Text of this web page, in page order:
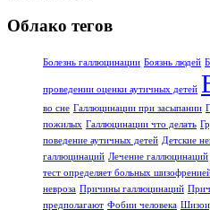
Облако тегов
Болезнь галлюцинации Боязнь людей
проведении оценки аутичных детей
во сне Галлюцинации при засыпании
пожилых Галлюцинации что делать
поведение аутичных детей Детские
галлюцинаций Лечение галлюцинаций
тест определяет больных
невроза Причины галлюцинаций
предполагают Фобии человека